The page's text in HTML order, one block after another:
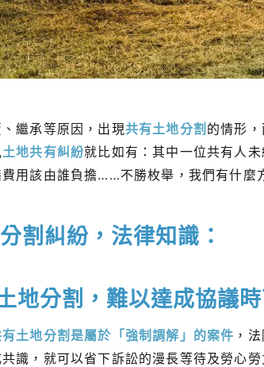
繼承等原因，出現共有土地分割 的情形
土地共有糾紛就比如有：其中一位共有人
用該由誰負擔……不勝枚舉，我們有什麼
割糾紛，法律知識：
地分割，難以達成協議
土地分割是屬於「強制調解」的案件 ，
識，就可以省下訴訟的漫長等待及勞心